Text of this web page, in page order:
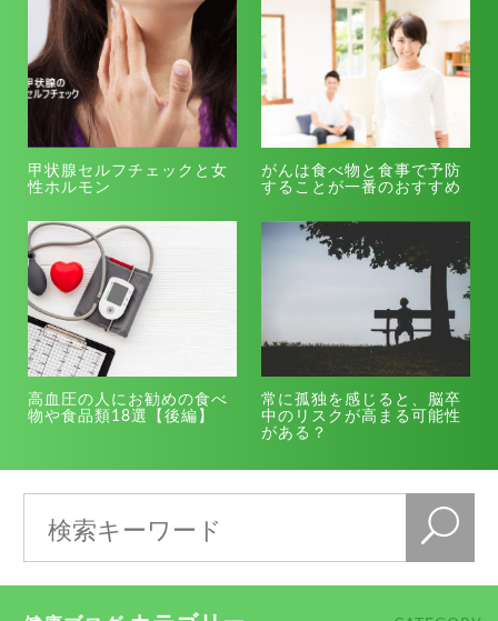
甲状腺セルフチェックと女
性ホルモン
がんは食べ物と食事で予防
することが一番のおすすめ
高血圧の人にお勧めの食べ
物や食品類18選【後編】
常に孤独を感じると、脳卒
中のリスクが高まる可能性
がある？